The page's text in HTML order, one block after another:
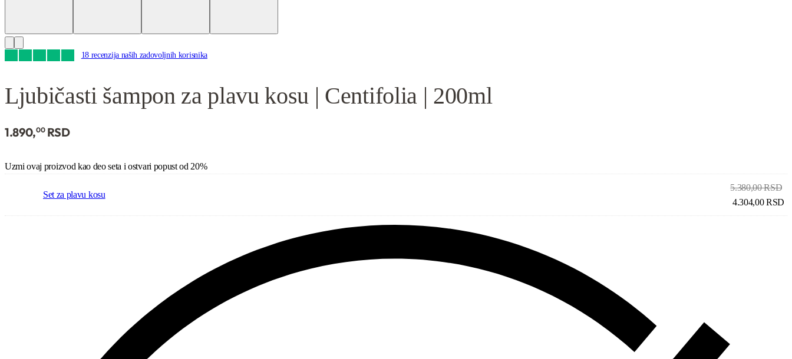
18
Ljubičasti šampon za plavu kosu | Centifolia | 200ml
1.890,00 RSD
Set za plavu kosu
5.380,00RSD
4.304,00RSD